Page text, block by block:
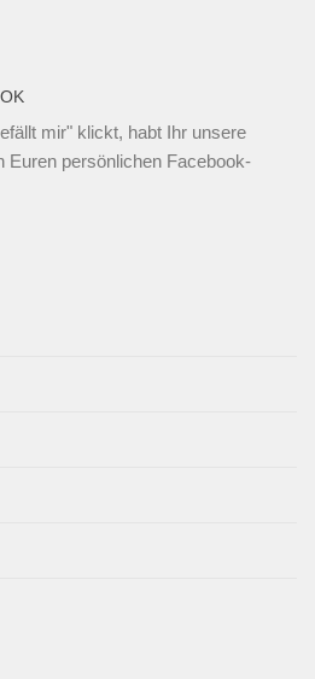
mir" klickt, habt Ihr unsere
Euren persönlichen Facebook-